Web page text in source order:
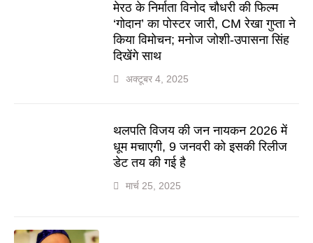
मेरठ के निर्माता विनोद चौधरी की फिल्म
‘गोदान’ का पोस्टर जारी, CM रेखा गुप्ता ने
किया विमोचन; मनोज जोशी-उपासना सिंह
दिखेंगे साथ
अक्टूबर 4, 2025
थलपति विजय की जन नायकन 2026 में
धूम मचाएगी, 9 जनवरी को इसकी रिलीज
डेट तय की गई है
मार्च 25, 2025